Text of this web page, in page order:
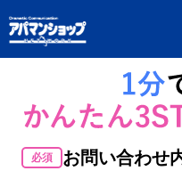
必須 お問い合わせ